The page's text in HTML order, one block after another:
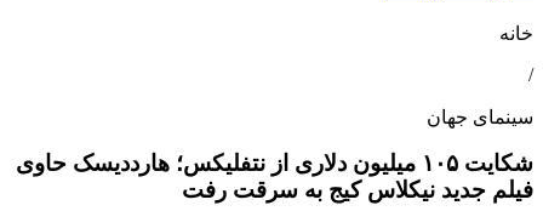
خانه
/
سینمای جهان
شکایت ۱۰۵ میلیون دلاری از نتفلیکس؛ هارددیسک حاوی
فیلم جدید نیکلاس کیج به سرقت رفت